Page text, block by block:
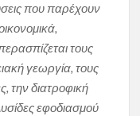
που παρέχουν
τους
γεωργία, τους
την διατροφική
εφοδιασμού